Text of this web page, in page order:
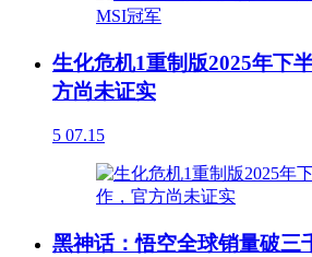
生化危机1重制版2025年下
方尚未证实
5 07.15
黑神话：悟空全球销量破三